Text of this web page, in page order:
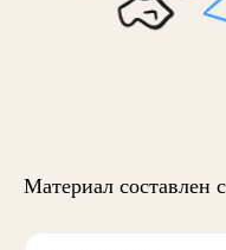
Материал составлен